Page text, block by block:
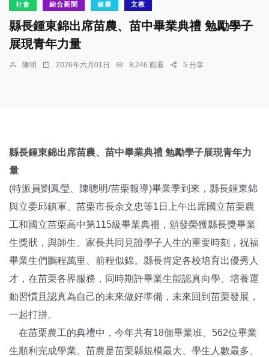
社會 綜合新聞 健康 文教
縣長鍾東錦出席苗農、苗中畢業典禮 勉勵學子
展現青年力量
陳明 2026年六月01日 8,246 觀看 5 分享
縣長鍾東錦出席苗農、苗中畢業典禮 勉勵學子展現青年力
量
(特派員劉鳳瑩、陳聰明/苗栗報導)畢業季到來，縣長鍾東錦
與立委邱鎮軍、苗栗市長余文忠等1日上午出席國立苗栗農
工和國立苗栗高中第115級畢業典禮，頒發榮獲縣長獎畢業
生獎狀，與師生、家長共同見證學子人生的重要時刻，祝福
畢業生們鵬程萬里、前程似錦。縣長肯定各校培育出優秀人
才，在苗栗各界服務，同時期許畢業生能認真向學、培養運
動習慣且認真為自己的未來做好準備，未來回到苗栗發展，
一起打拼。
在苗栗農工的典禮中，今年共有18個畢業班、562位畢業
生順利完成學業。苗農是苗栗縣規模最大、學生人數最多、